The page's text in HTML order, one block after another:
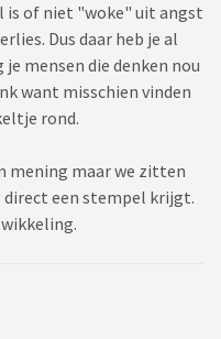
is of niet "woke" uit angst
Dus daar heb je al
mensen die denken nou
want misschien vinden
rond.
mening maar we zitten
een stempel krijgt.